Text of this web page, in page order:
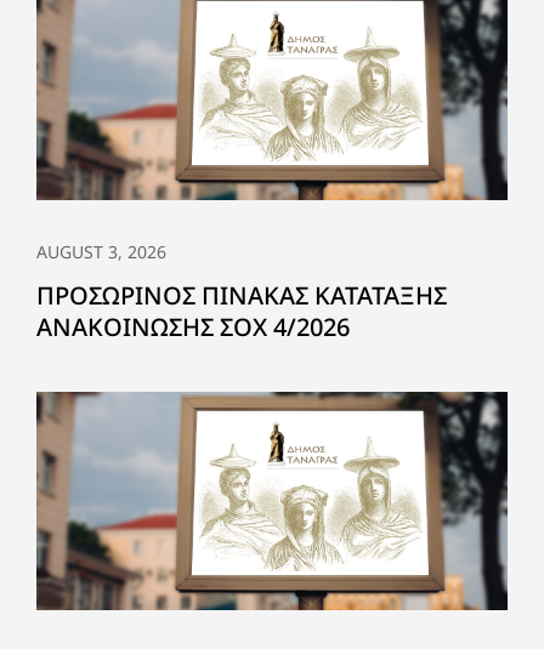
AUGUST 3, 2026
ΠΡΟΣΩΡΙΝΟΣ ΠΙΝΑΚΑΣ ΚΑΤΑΤΑΞΗΣ
ΑΝΑΚΟΙΝΩΣΗΣ ΣΟΧ 4/2026